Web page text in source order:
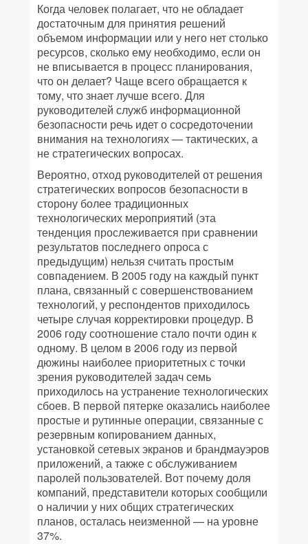
Когда человек полагает, что не обладает
достаточным для принятия решений
объемом информации или у него нет столько
ресурсов, сколько ему необходимо, если он
не вписывается в процесс планирования,
что он делает? Чаще всего обращается к
тому, что знает лучше всего. Для
руководителей служб информационной
безопасности речь идет о сосредоточении
внимания на технологиях — тактических, а
не стратегических вопросах.
Вероятно, отход руководителей от решения
стратегических вопросов безопасности в
сторону более традиционных
технологических мероприятий (эта
тенденция прослеживается при сравнении
результатов последнего опроса с
предыдущим) нельзя считать простым
совпадением. В 2005 году на каждый пункт
плана, связанный с совершенствованием
технологий, у респондентов приходилось
четыре случая корректировки процедур. В
2006 году соотношение стало почти один к
одному. В целом в 2006 году из первой
дюжины наиболее приоритетных с точки
зрения руководителей задач семь
приходилось на устранение технологических
сбоев. В первой пятерке оказались наиболее
простые и рутинные операции, связанные с
резервным копированием данных,
установкой сетевых экранов и брандмауэров
приложений, а также с обслуживанием
паролей пользователей. Вот почему доля
компаний, представители которых сообщили
о наличии у них общих стратегических
планов, осталась неизменной — на уровне
37%.